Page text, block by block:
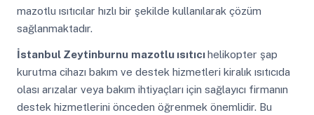
mazotlu ısıtıcılar hızlı bir şekilde kullanılarak çözüm
sağlanmaktadır.
İstanbul Zeytinburnu mazotlu ısıtıcı helikopter şap
kurutma cihazı bakım ve destek hizmetleri kiralık ısıtıcıda
olası arızalar veya bakım ihtiyaçları için sağlayıcı firmanın
destek hizmetlerini önceden öğrenmek önemlidir. Bu